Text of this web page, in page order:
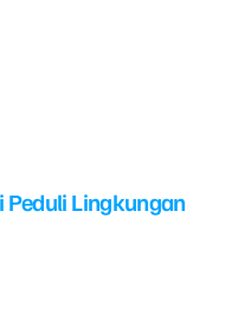
Peduli Lingkungan